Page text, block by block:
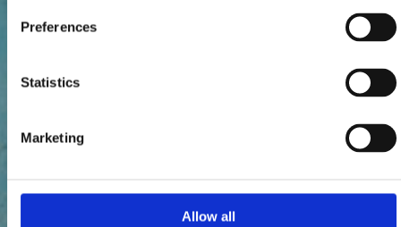
Preferences
Statistics
Marketing
Allow all